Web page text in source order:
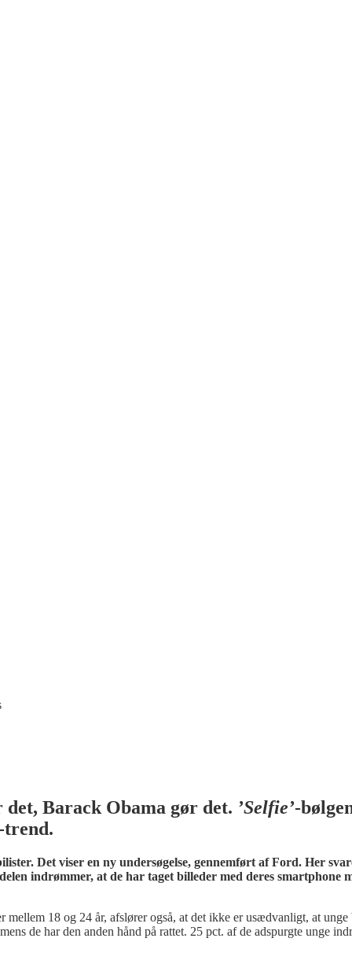
Barack Obama gør det. ’Selfie’-
trend.
Det viser en ny undersøgelse, gennemført af Ford. Her
indrømmer, at de har taget billeder med deres smartphone
18 og 24 år, afslører også, at det ikke er usædvanligt, at
de har den anden hånd på rattet. 25 pct. af de adspurgte unge